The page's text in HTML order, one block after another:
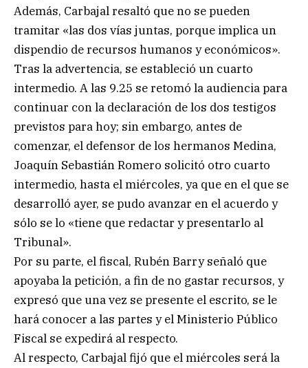
Además, Carbajal resaltó que no se pueden
tramitar «las dos vías juntas, porque implica un
dispendio de recursos humanos y económicos».
Tras la advertencia, se estableció un cuarto
intermedio. A las 9.25 se retomó la audiencia para
continuar con la declaración de los dos testigos
previstos para hoy; sin embargo, antes de
comenzar, el defensor de los hermanos Medina,
Joaquín Sebastián Romero solicitó otro cuarto
intermedio, hasta el miércoles, ya que en el que se
desarrolló ayer, se pudo avanzar en el acuerdo y
sólo se lo «tiene que redactar y presentarlo al
Tribunal».
Por su parte, el fiscal, Rubén Barry señaló que
apoyaba la petición, a fin de no gastar recursos, y
expresó que una vez se presente el escrito, se le
hará conocer a las partes y el Ministerio Público
Fiscal se expedirá al respecto.
Al respecto, Carbajal fijó que el miércoles será la